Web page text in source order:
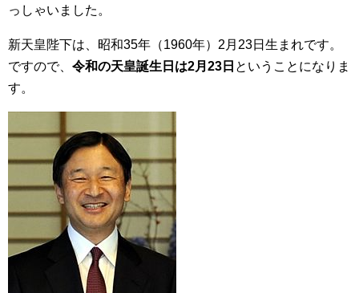
っしゃいました。
新天皇陛下は、 昭和35年（1960年） 2月 23日生まれです。
ですので、 令和の天皇誕生日は2月23日 ということになりま
す。